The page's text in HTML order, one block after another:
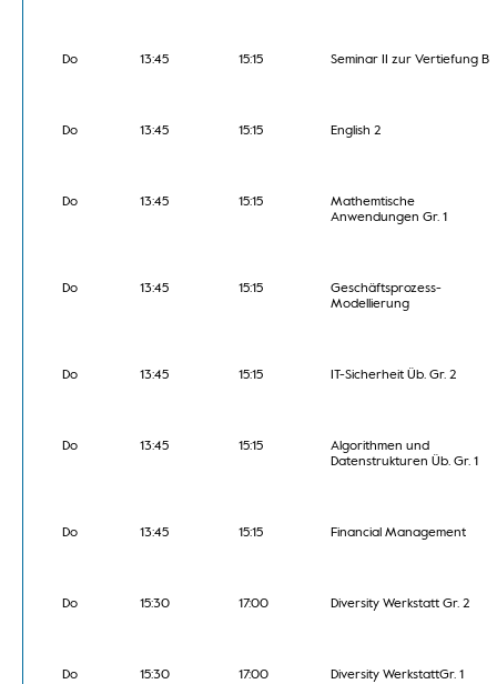
Do 13:45 15:15 Seminar II zur Vertiefung B
Do 13:45 15:15 English 2
Do 13:45 15:15
Mathemtische
Anwendungen Gr. 1
Do 13:45 15:15
Geschäftsprozess-
Modellierung
Do 13:45 15:15 IT-Sicherheit Üb. Gr. 2
Do 13:45 15:15
Algorithmen und
Datenstrukturen Üb. Gr. 1
Do 13:45 15:15 Financial Management
Do 15:30 17:00 Diversity Werkstatt Gr. 2
Do 15:30 17:00 Diversity WerkstattGr. 1